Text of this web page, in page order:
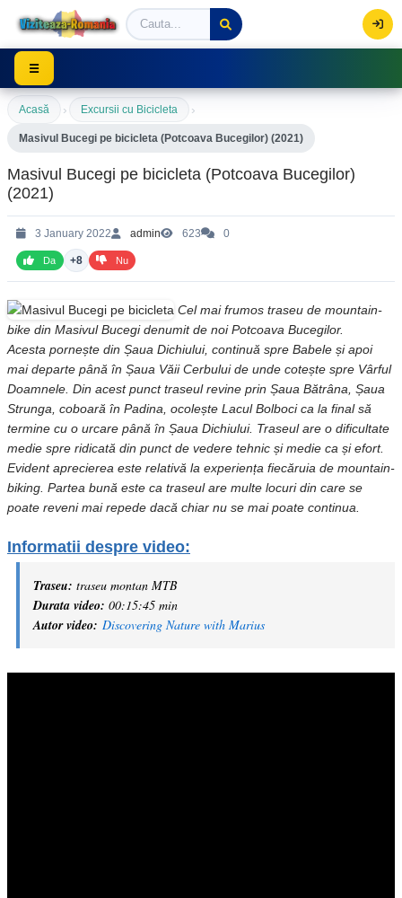
Viziteaza Romania | Obiective Turistice | Trasee
☰
Acasă › Excursii cu Bicicleta ›
Masivul Bucegi pe bicicleta (Potcoava Bucegilor) (2021)
Masivul Bucegi pe bicicleta (Potcoava Bucegilor)
(2021)
3 January 2022 admin 623 0
Da +8 Nu
Cel mai frumos traseu de mountain-
bike din Masivul Bucegi denumit de noi Potcoava Bucegilor.
Acesta pornește din Șaua Dichiului, continuă spre Babele și apoi
mai departe până în Șaua Văii Cerbului de unde cotește spre Vârful
Doamnele. Din acest punct traseul revine prin Șaua Bătrâna, Șaua
Strunga, coboară în Padina, ocolește Lacul Bolboci ca la final să
termine cu o urcare până în Șaua Dichiului. Traseul are o dificultate
medie spre ridicată din punct de vedere tehnic și medie ca și efort.
Evident aprecierea este relativă la experiența fiecăruia de mountain-
biking. Partea bună este ca traseul are multe locuri din care se
poate reveni mai repede dacă chiar nu se mai poate continua.
Informatii despre video:
Traseu: traseu montan MTB
Durata video: 00:15:45 min
Autor video: Discovering Nature with Marius